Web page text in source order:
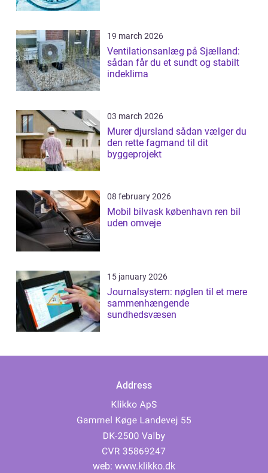
19 march 2026
Ventilationsanlæg på Sjælland:
sådan får du et sundt og stabilt
indeklima
03 march 2026
Murer djursland sådan vælger du
den rette fagmand til dit
byggeprojekt
08 february 2026
Mobil bilvask københavn ren bil
uden omveje
15 january 2026
Journalsystem: nøglen til et mere
sammenhængende
sundhedsvæsen
Address
web: www.klikko.dk